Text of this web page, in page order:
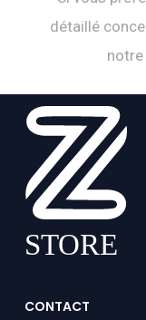
détaillé
CONTACT